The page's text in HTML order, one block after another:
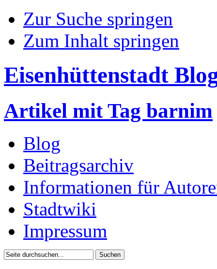
Zur Suche springen
Zum Inhalt springen
Eisenhüttenstadt
Artikel mit Tag barnim
Blog
Beitragsarchiv
Informationen für
Stadtwiki
Impressum